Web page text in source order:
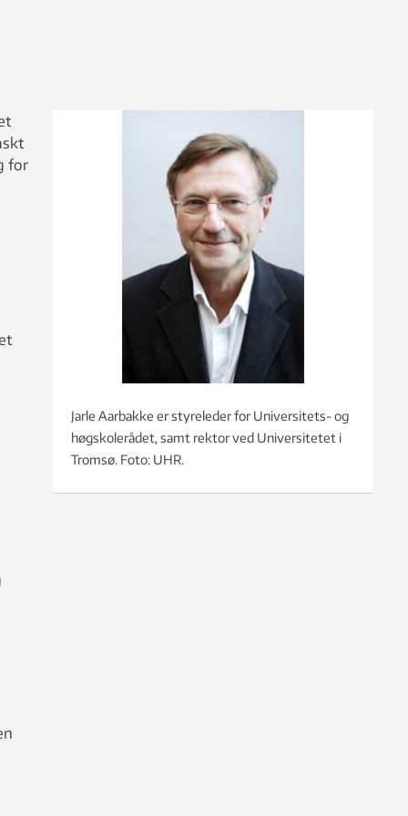
Jarle Aarbakke er styreleder for Universitets- og
høgskolerådet, samt rektor ved Universitetet i
Tromsø. Foto: UHR.
for